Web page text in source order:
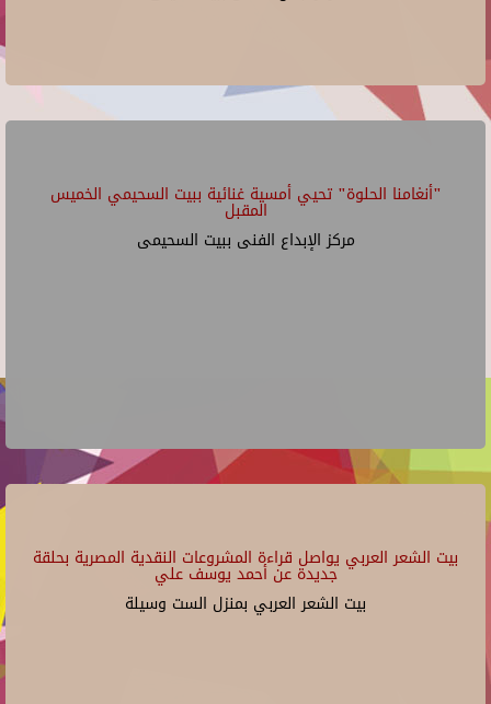
"أنغامنا الحلوة" تحيي أمسية غنائية ببيت السحيمي الخميس
المقبل
مركز الإبداع الفنى ببيت السحيمى
بيت الشعر العربي يواصل قراءة المشروعات النقدية المصرية بحلقة
جديدة عن أحمد يوسف علي
بيت الشعر العربي بمنزل الست وسيلة